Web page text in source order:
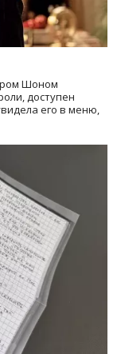
Шоном
доступен
его в меню,